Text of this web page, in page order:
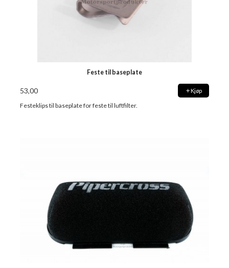
Feste til baseplate
53,00 Kjøp
Festeklips til baseplate for feste til luftfilter.